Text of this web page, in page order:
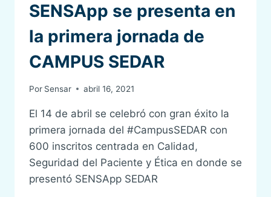
SENSApp se presenta en
la primera jornada de
CAMPUS SEDAR
Por Sensar abril 16, 2021
El 14 de abril se celebró con gran éxito la
primera jornada del #CampusSEDAR con
600 inscritos centrada en Calidad,
Seguridad del Paciente y Ética en donde se
presentó SENSApp SEDAR